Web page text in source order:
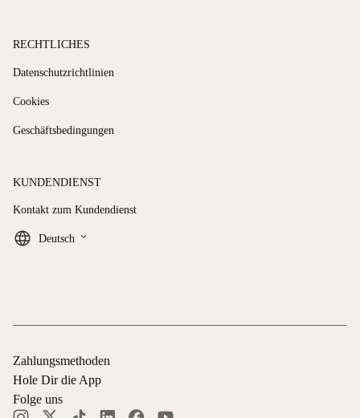
RECHTLICHES
Datenschutzrichtlinien
Cookies
Geschäftsbedingungen
KUNDENDIENST
Kontakt zum Kundendienst
Deutsch keyboard_arrow_down
Zahlungsmethoden
Hole Dir die App
Folge uns